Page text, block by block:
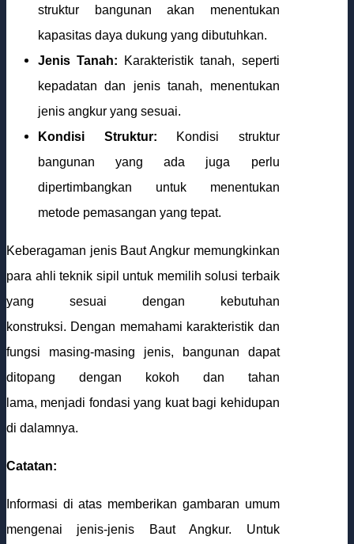
struktur bangunan akan menentukan
kapasitas daya dukung yang dibutuhkan.
Jenis Tanah: Karakteristik tanah, seperti
kepadatan dan jenis tanah, menentukan
jenis angkur yang sesuai.
Kondisi Struktur: Kondisi struktur
bangunan yang ada juga perlu
dipertimbangkan untuk menentukan
metode pemasangan yang tepat.
Keberagaman jenis Baut Angkur memungkinkan
para ahli teknik sipil untuk memilih solusi terbaik
yang sesuai dengan kebutuhan
konstruksi. Dengan memahami karakteristik dan
fungsi masing-masing jenis, bangunan dapat
ditopang dengan kokoh dan tahan
lama, menjadi fondasi yang kuat bagi kehidupan
di dalamnya.
Catatan:
Informasi di atas memberikan gambaran umum
mengenai jenis-jenis Baut Angkur. Untuk